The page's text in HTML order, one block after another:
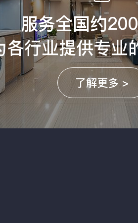
服务全国约
各行业提供专业
了解更多 >